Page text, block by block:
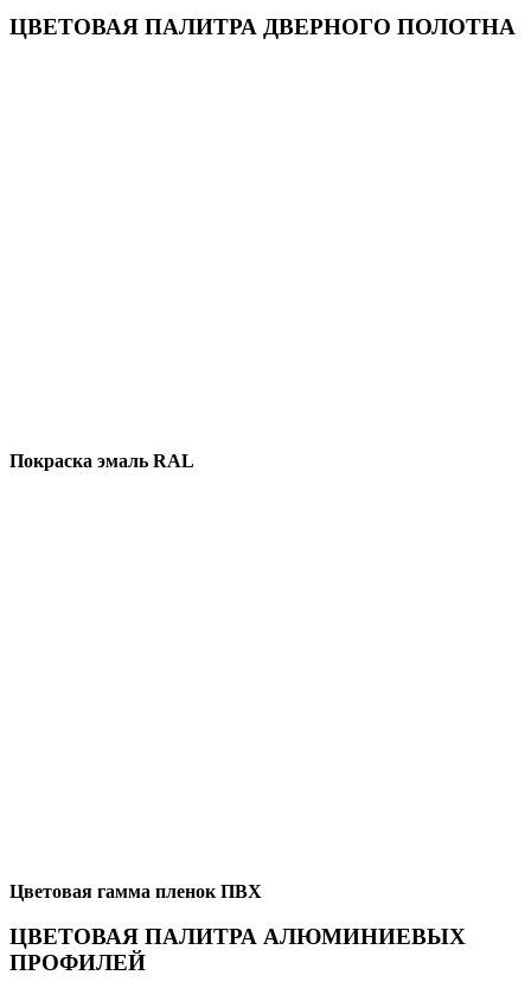
ЦВЕТОВАЯ ПАЛИТРА ДВЕРНОГО ПОЛОТНА
Покраска эмаль RAL
Цветовая гамма пленок ПВХ
ЦВЕТОВАЯ ПАЛИТРА АЛЮМИНИЕВЫХ
ПРОФИЛЕЙ